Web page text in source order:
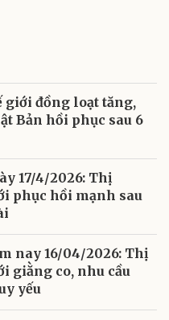
giới đồng loạt tăng,
Bản hồi phục sau 6
17/4/2026: Thị
phục hồi mạnh sau
nay 16/04/2026: Thị
giằng co, nhu cầu
yếu